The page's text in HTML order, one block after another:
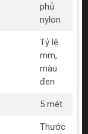
phủ
nylon
Tỷ lệ
mm,
màu
đen
5 mét
Thước